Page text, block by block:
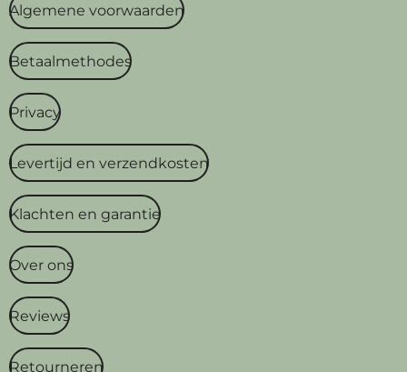
Algemene voorwaarden
Betaalmethodes
Privacy
Levertijd en verzendkosten
Klachten en garantie
Over ons
Reviews
Retourneren